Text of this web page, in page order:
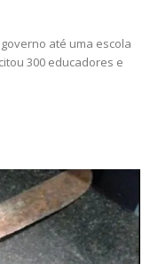
até uma escola
300 educadores e